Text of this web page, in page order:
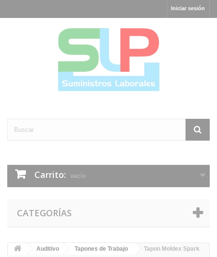
Iniciar sesión
Carrito: vacío
CATEGORÍAS
Auditivo Tapones de Trabajo
Tapon Moldex Spark